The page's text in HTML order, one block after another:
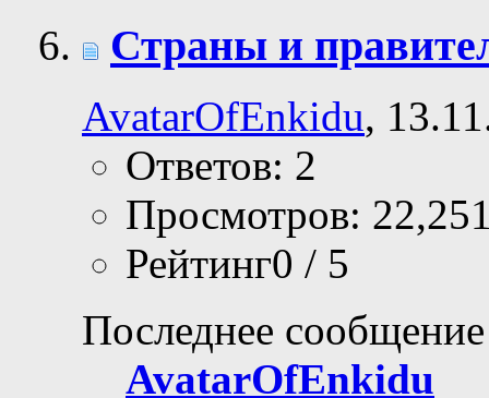
Страны и
AvatarOfEnkidu,
Ответов: 2
Просмотров:
Рейтинг0 / 5
Последнее
AvatarOfEnkidu